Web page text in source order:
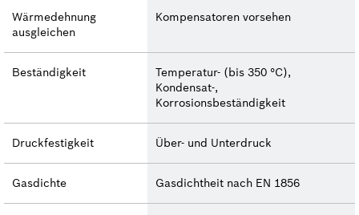
Wärmedehnung
ausgleichen
Kompensatoren vorsehen
Beständigkeit
Temperatur- (bis 350 °C),
Kondensat-,
Korrosionsbeständigkeit
Druckfestigkeit Über- und Unterdruck
Gasdichte Gasdichtheit nach EN 1856